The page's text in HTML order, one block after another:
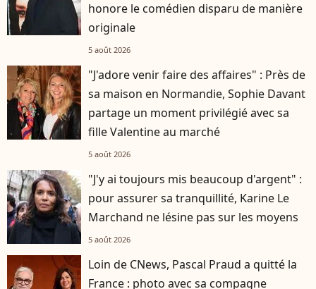
honore le comédien disparu de manière
originale
5 août 2026
"J'adore venir faire des affaires" : Près de
sa maison en Normandie, Sophie Davant
partage un moment privilégié avec sa
fille Valentine au marché
5 août 2026
"J'y ai toujours mis beaucoup d'argent" :
pour assurer sa tranquillité, Karine Le
Marchand ne lésine pas sur les moyens
5 août 2026
Loin de CNews, Pascal Praud a quitté la
France : photo avec sa compagne